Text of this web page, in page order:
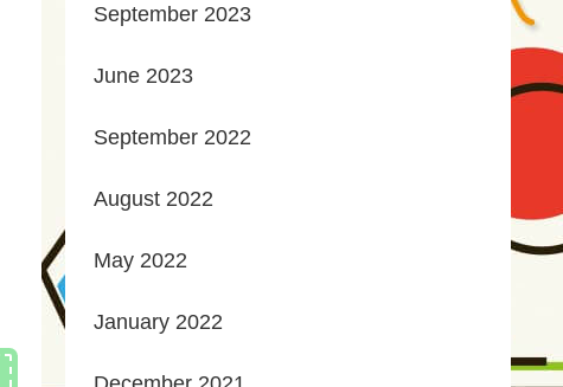
September 2023
June 2023
September 2022
August 2022
May 2022
January 2022